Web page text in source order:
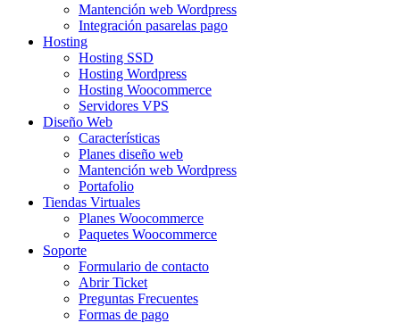
Mantención web Wordpress
Integración pasarelas pago
Hosting
Hosting SSD
Hosting Wordpress
Hosting Woocommerce
Servidores VPS
Diseño Web
Características
Planes diseño web
Mantención web Wordpress
Portafolio
Tiendas Virtuales
Planes Woocommerce
Paquetes Woocommerce
Soporte
Formulario de contacto
Abrir Ticket
Preguntas Frecuentes
Formas de pago